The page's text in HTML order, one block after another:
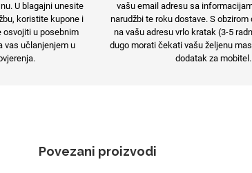
U blagajni unesite
koristite kupone i
osvojiti u posebnim
vas učlanjenjem u
vašu email adresu sa
narudžbi te roku dostave. S obzirom
na vašu adresu vrlo kratak (3-5
dugo morati čekati vašu željenu
dodatak za mobitel.
Povezani proizvodi